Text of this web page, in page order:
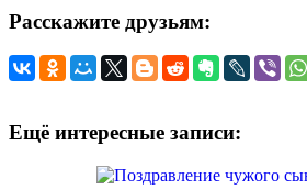
Расскажите друзьям:
Ещё интересные записи: